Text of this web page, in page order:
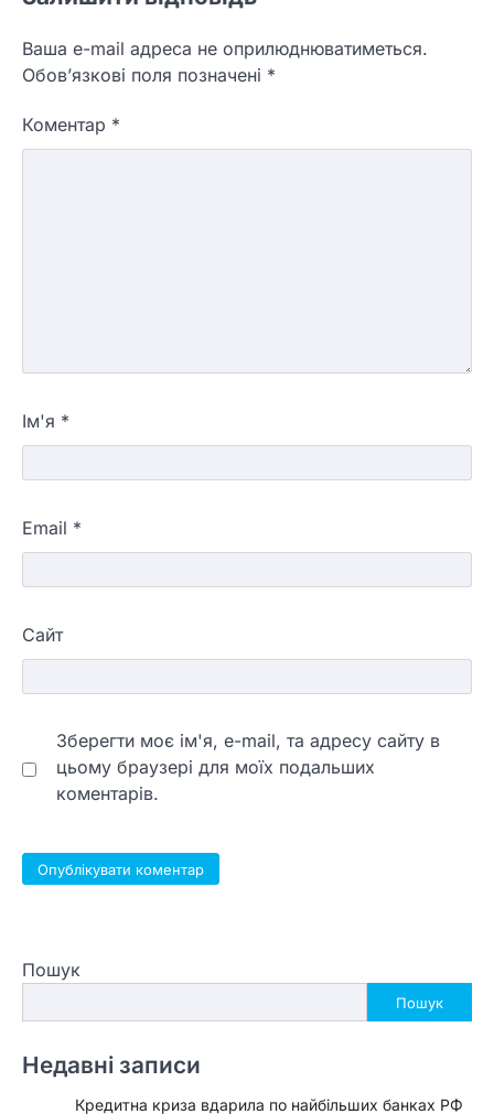
Ваша e-mail адреса не оприлюднюватиметься.
Обов’язкові поля позначені *
Коментар *
Ім'я *
Email *
Сайт
Зберегти моє ім'я, e-mail, та адресу сайту в
цьому браузері для моїх подальших
коментарів.
Пошук
Пошук
Недавні записи
Кредитна криза вдарила по найбільших банках РФ